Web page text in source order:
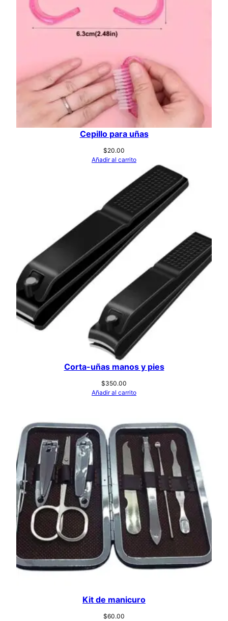
Cepillo para uñas
$20.00
Añadir al carrito
Corta-uñas manos y pies
$350.00
Añadir al carrito
Kit de manicuro
$60.00